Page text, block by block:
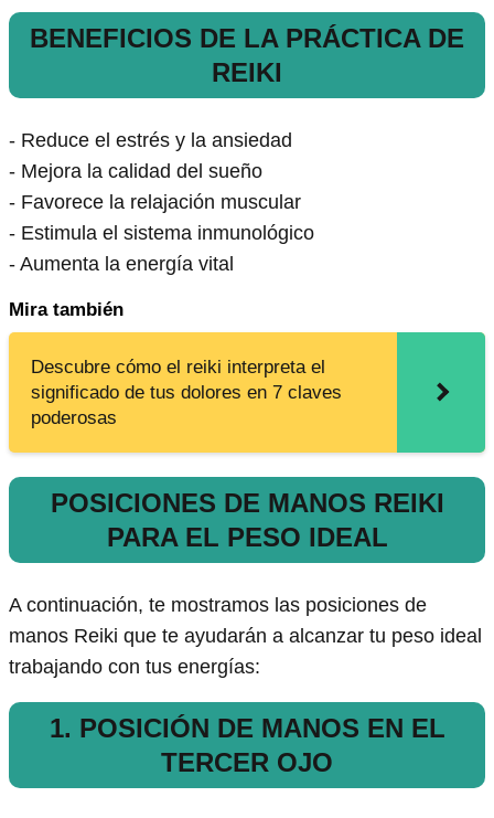
BENEFICIOS DE LA PRÁCTICA DE
REIKI
- Reduce el estrés y la ansiedad
- Mejora la calidad del sueño
- Favorece la relajación muscular
- Estimula el sistema inmunológico
- Aumenta la energía vital
Mira también
Descubre cómo el reiki interpreta el
significado de tus dolores en 7 claves
poderosas
POSICIONES DE MANOS REIKI
PARA EL PESO IDEAL
A continuación, te mostramos las posiciones de
manos Reiki que te ayudarán a alcanzar tu peso ideal
trabajando con tus energías:
1. POSICIÓN DE MANOS EN EL
TERCER OJO